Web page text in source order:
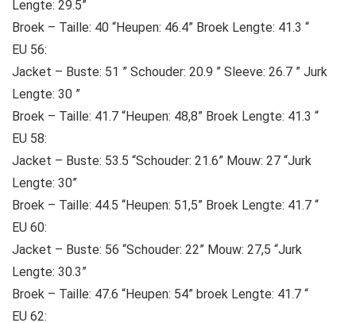
Lengte: 29.5”
Broek – Taille: 40 “Heupen: 46.4” Broek Lengte: 41.3 “
EU 56:
Jacket – Buste: 51 ” Schouder: 20.9 ” Sleeve: 26.7 ” Jurk
Lengte: 30 ”
Broek – Taille: 41.7 “Heupen: 48,8” Broek Lengte: 41.3 “
EU 58:
Jacket – Buste: 53.5 “Schouder: 21.6” Mouw: 27 “Jurk
Lengte: 30”
Broek – Taille: 44.5 “Heupen: 51,5” Broek Lengte: 41.7 “
EU 60:
Jacket – Buste: 56 “Schouder: 22” Mouw: 27,5 “Jurk
Lengte: 30.3”
Broek – Taille: 47.6 “Heupen: 54” broek Lengte: 41.7 “
EU 62: